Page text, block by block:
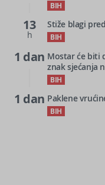
BIH
13
h
Stiže blagi
BIH
1 dan Mostar će biti
znak sjećanja
BIH
1 dan Paklene
BIH